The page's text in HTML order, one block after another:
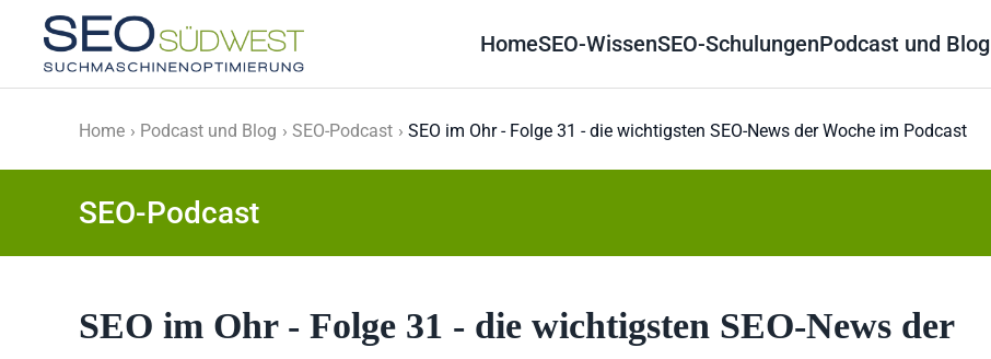
Skip to main content
HomeSEO-WissenSEO-SchulungenPodcast und Blog
Home Podcast und Blog SEO-Podcast SEO im Ohr - Folge 31 - die wichtigsten SEO-News der Woche im Podcast
SEO-Podcast
SEO im Ohr - Folge 31 - die wichtigsten SEO-News der